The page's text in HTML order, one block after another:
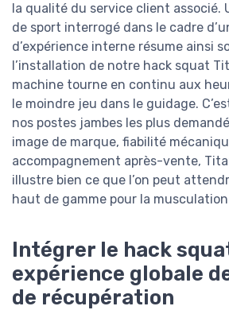
la qualité du service client associé.
de sport interrogé dans le cadre
d’expérience interne résume ainsi
l’installation de notre hack squat
machine tourne en continu aux
le moindre jeu dans le guidage.
nos postes jambes les plus
image de marque, fiabilité
accompagnement après-vente,
illustre bien ce que l’on peut
haut de gamme pour la
Intégrer le hack
expérience globale
de récupération